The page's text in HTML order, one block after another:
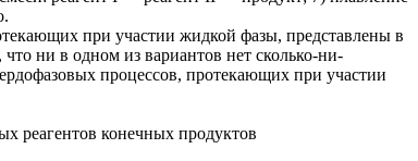
при участии жидкой фазы, представлены в
ни в одном из вариантов нет сколько-ни-
процессов, протекающих при участии
реагентов конечных продуктов